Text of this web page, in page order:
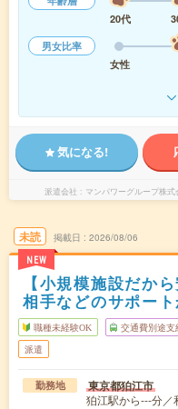
20代
男女比率
女性
気になる!
派遣会社 マンパワーグループ株
未読
NEW
掲載日 2026/08/06
【小規模施設だか
相手などのサポー
職種未経験OK 交通費別途支
派遣
勤務地 東京都狛江市
狛江駅から---分／